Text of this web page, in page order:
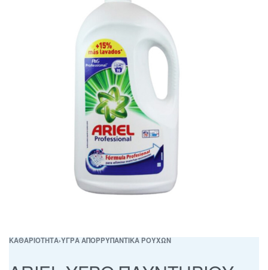
ΚΑΘΑΡΙΟΤΗΤΑ›ΥΓΡΑ ΑΠΟΡΡΥΠΑΝΤΙΚΑ ΡΟΥΧΩΝ